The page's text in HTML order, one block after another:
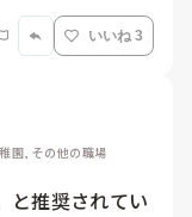
いいね 3
園, その他の職場
と推奨されてい